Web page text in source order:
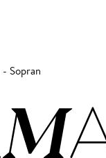
- Sopran